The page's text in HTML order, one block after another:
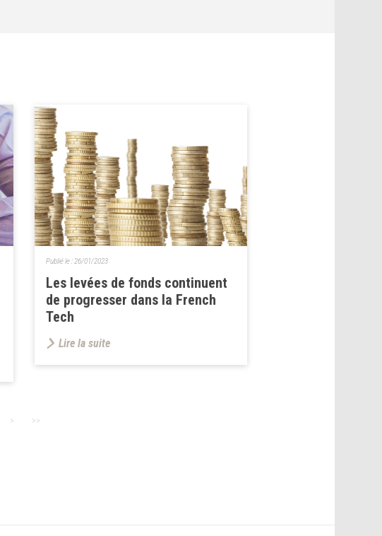
Les levées de fonds continuent
de progresser dans la French
Tech
Publié le :26/01/2023
Lire la suite
> >>